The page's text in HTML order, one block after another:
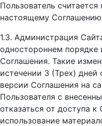
Пользователь
настоящему
1.3. Администрация
одностороннем порядке
Соглашения. Такие
истечении 3 (Трех)
версии Соглашения на
Пользователя с
отказаться от доступа к
использование